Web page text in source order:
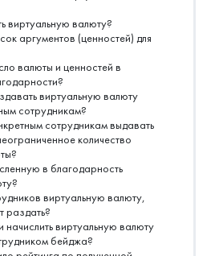
виртуальную валюту?
аргументов (ценностей) для
валюты и ценностей в
виртуальную валюту
сотрудникам?
сотрудникам выдавать
количество
в благодарность
виртуальную валюту,
раздать?
начислить виртуальную валюту
бейджа?